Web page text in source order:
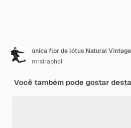
única flor de lótus Natural Vintage
mrsiraphol
Você também pode gostar